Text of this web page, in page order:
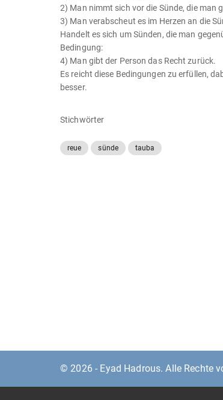
2) Man nimmt sich vor die Sünde, die man
3) Man verabscheut es im Herzen an die
Handelt es sich um Sünden, die man
Bedingung:
4) Man gibt der Person das Recht zurück.
Es reicht diese Bedingungen zu erfüllen,
besser.
Stichwörter
reue sünde tauba
© 2026 - Eyad Hadrous. Alle Rechte